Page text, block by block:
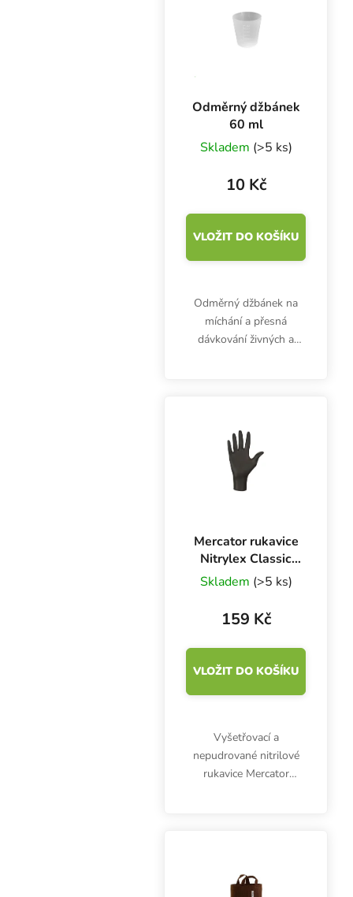
Odměrný džbánek
60 ml
Skladem (>5 ks)
10 Kč
VLOŽIT DO KOŠÍKU
Odměrný džbánek na
míchání a přesná
dávkování živných a
Mercator rukavice
Nitrylex Classic
BLACK L, 100 ks
Skladem (>5 ks)
159 Kč
VLOŽIT DO KOŠÍKU
Vyšetřovací a
nepudrované nitrilové
rukavice Mercator
individuální ochrany...